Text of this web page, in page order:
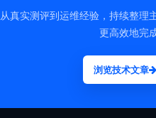
从真实测评到运维经验，持续整理
更高效地完
浏览技术文章